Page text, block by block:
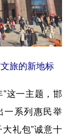
旅的新地标
这一主题，邯
一系列惠民举
礼包”诚意十